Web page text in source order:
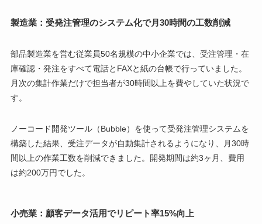
製造業：受発注管理のシステム化で月30時間の工数削減
部品製造業を営む従業員50名規模の中小企業では、受注管理・在
庫確認・発注をすべて電話とFAXと紙の台帳で行っていました。
月次の集計作業だけで担当者が30時間以上を費やしていた状況で
す。
ノーコード開発ツール（Bubble）を使って受発注管理システムを
構築した結果、受注データが自動集計されるようになり、月30時
間以上の作業工数を削減できました。開発期間は約3ヶ月、費用
は約200万円でした。
小売業：顧客データ活用でリピート率15%向上